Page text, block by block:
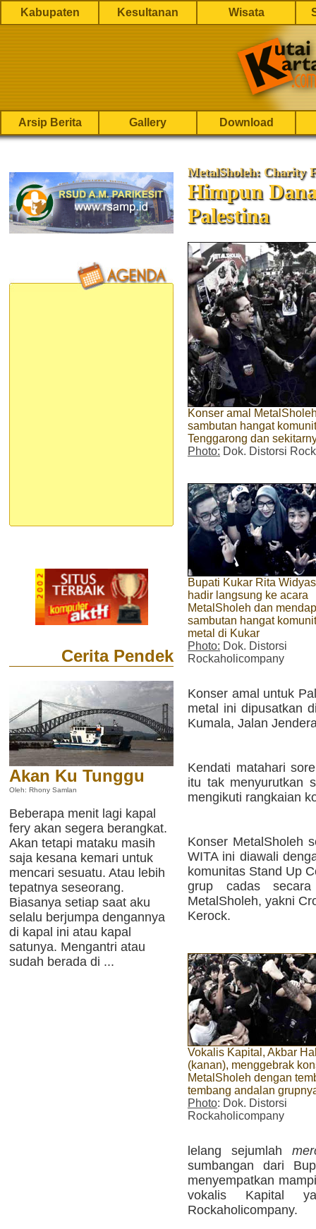
Kabupaten Kesultanan Wisata
Arsip Berita Gallery Download
Cerita Pendek
Akan Ku Tunggu
Oleh: Rhony Samlan
Beberapa menit lagi kapal
fery akan segera berangkat.
Akan tetapi mataku masih
saja kesana kemari untuk
mencari sesuatu. Atau lebih
tepatnya seseorang.
Biasanya setiap saat aku
selalu berjumpa dengannya
di kapal ini atau kapal
satunya. Mengantri atau
sudah berada di ...
MetalSholeh: Charity
Himpun
Palestina
Konser amal
sambutan hangat
Tenggarong dan
Photo: Dok. Distorsi
Bupati Kukar Rita
hadir langsung ke acara
MetalSholeh dan
sambutan hangat
metal di Kukar
Photo: Dok. Distorsi
Rockaholicompany
Konser amal untuk
metal ini dipusatkan
Kumala, Jalan
Kendati matahari
itu tak menyurutkan
mengikuti rangkaian
Konser MetalSholeh
WITA ini diawali
komunitas Stand Up
grup cadas
MetalSholeh, yakni
Kerock.
Vokalis Kapital, Akbar
(kanan), menggebrak
MetalSholeh dengan
tembang andalan
Photo: Dok. Distorsi
Rockaholicompany
lelang sejumlah
sumbangan dari
menyempatkan
vokalis Kapital
Rockaholicompany.